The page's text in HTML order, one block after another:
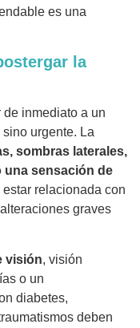
es una
la
inmediato a un
urgente. La
sombras laterales,
sensación de
estar relacionada con
graves
visión, visión
o un
diabetes,
deben